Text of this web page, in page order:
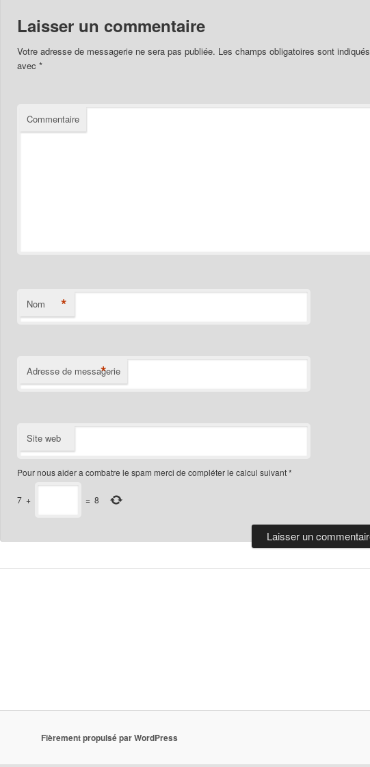
Laisser un commentaire
Votre adresse de messagerie ne sera pas publiée. Les champs obligatoires sont indiqués
avec*
Commentaire
Nom *
Adresse de messagerie
*
Site web
Pour nous aider a combatre le spam merci de compléter le calcul suivant*
7 + = 8
Fièrement propulsé par WordPress